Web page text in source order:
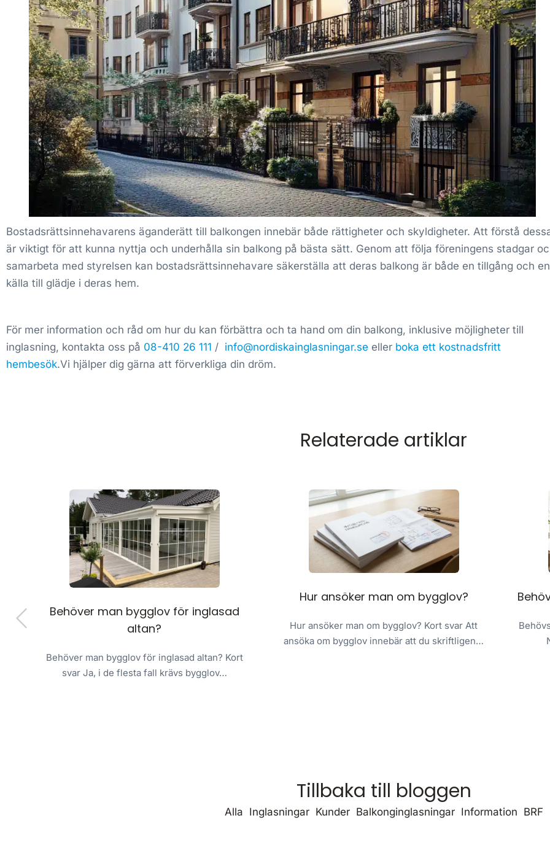
Bostadsrättsinnehavarens äganderätt till balkongen innebär både rättigheter och skyldigheter. Att förstå
är viktigt för att kunna nyttja och underhålla sin balkong på bästa sätt. Genom att följa föreningens stadgar
samarbeta med styrelsen kan bostadsrättsinnehavare säkerställa att deras balkong är både en tillgång och en
källa till glädje i deras hem.
För mer information och råd om hur du kan förbättra och ta hand om din balkong, inklusive möjligheter till
inglasning, kontakta oss på 08-410 26 111 / info@nordiskainglasningar.se eller boka ett kostnadsfritt
hembesök.Vi hjälper dig gärna att förverkliga din dröm.
Relaterade artiklar
Behöver man bygglov för inglasad
altan?
Behöver man bygglov för inglasad altan? Kort
svar Ja, i de flesta fall krävs bygglov…
Hur ansöker man om bygglov?
Hur ansöker man om bygglov? Kort svar Att
ansöka om bygglov innebär att du skriftligen…
Tillbaka till bloggen
Alla Inglasningar Kunder Balkonginglasningar Information BRF